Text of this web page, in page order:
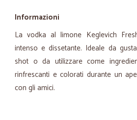
Informazioni
La vodka al limone Keglevich
intenso e dissetante. Ideale da
shot o da utilizzare come
rinfrescanti e colorati durante un
con gli amici.